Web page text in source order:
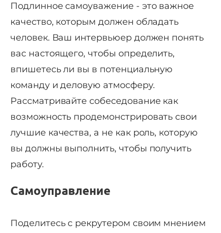
Подлинное самоуважение - это важное
качество, которым должен обладать
человек. Ваш интервьюер должен понять
вас настоящего, чтобы определить,
впишетесь ли вы в потенциальную
команду и деловую атмосферу.
Рассматривайте собеседование как
возможность продемонстрировать свои
лучшие качества, а не как роль, которую
вы должны выполнить, чтобы получить
работу.
Самоуправление
Поделитесь с рекрутером своим мнением